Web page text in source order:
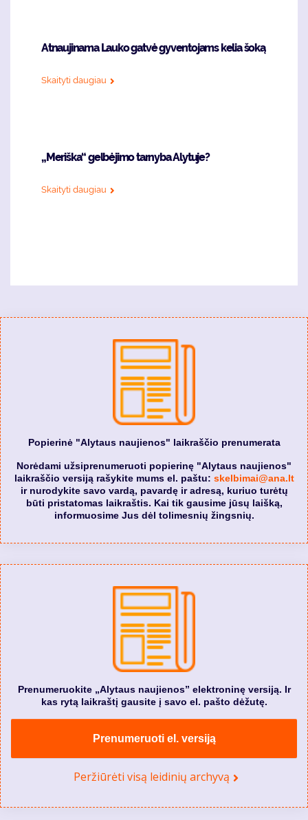
Atnaujinama Lauko gatvė gyventojams kelia šoką
Skaityti daugiau
„Meriška“ gelbėjimo tarnyba Alytuje?
Skaityti daugiau
Popierinė "Alytaus naujienos" laikraščio prenumerata
Norėdami užsiprenumeruoti popierinę "Alytaus naujienos"
laikraščio versiją rašykite mums el. paštu: skelbimai@ana.lt
ir nurodykite savo vardą, pavardę ir adresą, kuriuo turėtų
būti pristatomas laikraštis. Kai tik gausime jūsų laišką,
informuosime Jus dėl tolimesnių žingsnių.
Prenumeruokite „Alytaus naujienos” elektroninę versiją. Ir
kas rytą laikraštį gausite į savo el. pašto dėžutę.
Prenumeruoti el. versiją
Peržiūrėti visą leidinių archyvą